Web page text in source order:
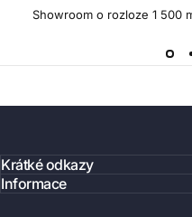
Showroom o rozloze 1 500
Krátké odkazy
Informace